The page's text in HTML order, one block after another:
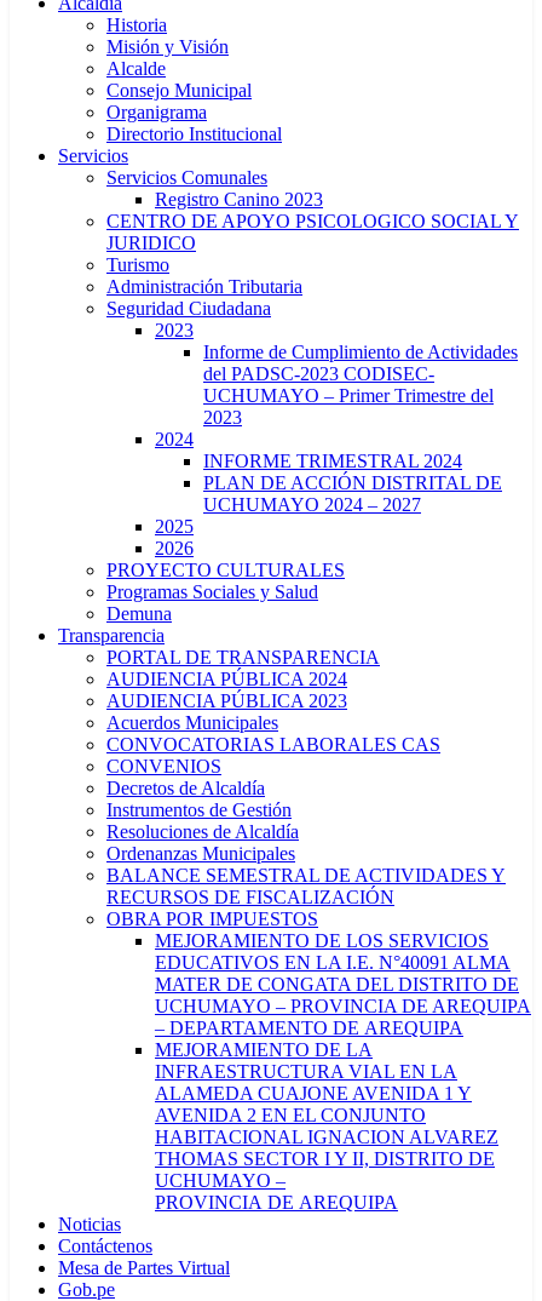
Historia
Misión y Visión
Alcalde
Consejo Municipal
Organigrama
Directorio Institucional
Servicios
Servicios Comunales
Registro Canino 2023
CENTRO DE APOYO PSICOLOGICO SOCIAL Y
JURIDICO
Turismo
Administración Tributaria
Seguridad Ciudadana
2023
Informe de Cumplimiento de Actividades
del PADSC-2023 CODISEC-
UCHUMAYO – Primer Trimestre del
2023
2024
INFORME TRIMESTRAL 2024
PLAN DE ACCIÓN DISTRITAL DE
UCHUMAYO 2024 – 2027
2025
2026
PROYECTO CULTURALES
Programas Sociales y Salud
Demuna
Transparencia
PORTAL DE TRANSPARENCIA
AUDIENCIA PÚBLICA 2024
AUDIENCIA PÚBLICA 2023
Acuerdos Municipales
CONVOCATORIAS LABORALES CAS
CONVENIOS
Decretos de Alcaldía
Instrumentos de Gestión
Resoluciones de Alcaldía
Ordenanzas Municipales
BALANCE SEMESTRAL DE ACTIVIDADES Y
RECURSOS DE FISCALIZACIÓN
OBRA POR IMPUESTOS
MEJORAMIENTO DE LOS SERVICIOS
EDUCATIVOS EN LA I.E. N°40091 ALMA
MATER DE CONGATA DEL DISTRITO DE
UCHUMAYO – PROVINCIA DE AREQUIPA
– DEPARTAMENTO DE AREQUIPA
MEJORAMIENTO DE LA
INFRAESTRUCTURA VIAL EN LA
ALAMEDA CUAJONE AVENIDA 1 Y
AVENIDA 2 EN EL CONJUNTO
HABITACIONAL IGNACION ALVAREZ
THOMAS SECTOR I Y II, DISTRITO DE
UCHUMAYO –
PROVINCIA DE AREQUIPA
Noticias
Contáctenos
Mesa de Partes Virtual
Gob.pe